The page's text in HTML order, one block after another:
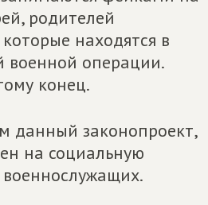
родителей
находятся в
военной операции.
конец.
данный законопроект,
на социальную